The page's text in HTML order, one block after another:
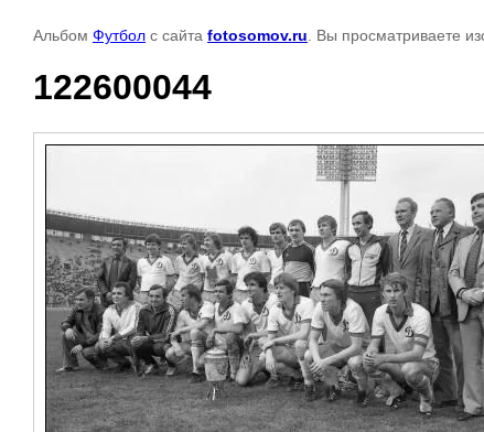
Альбом Футбол с сайта fotosomov.ru . Вы просматриваете
122600044